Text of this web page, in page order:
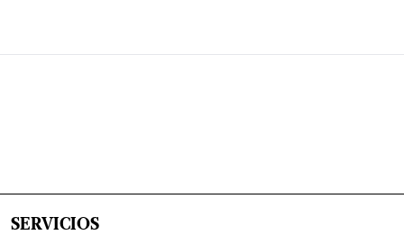
SERVICIOS